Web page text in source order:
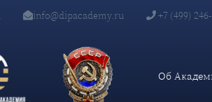
info@dipacademy.ru +7 (499)
Об